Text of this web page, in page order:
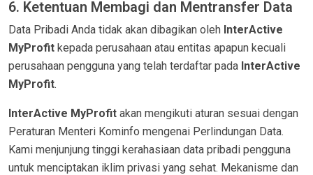
6. Ketentuan Membagi dan Mentransfer Data
Data Pribadi Anda tidak akan dibagikan oleh InterActive
MyProfit kepada perusahaan atau entitas apapun kecuali
perusahaan pengguna yang telah terdaftar pada InterActive
MyProfit.
InterActive MyProfit akan mengikuti aturan sesuai dengan
Peraturan Menteri Kominfo mengenai Perlindungan Data.
Kami menjunjung tinggi kerahasiaan data pribadi pengguna
untuk menciptakan iklim privasi yang sehat. Mekanisme dan